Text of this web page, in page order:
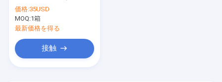
2つ
価格:35USD
MOQ:1箱
最新価格を得る
接触